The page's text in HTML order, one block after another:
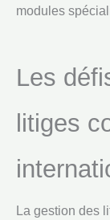
modules
Les
litiges
La gestion des